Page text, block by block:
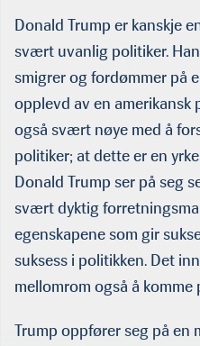
Donald Trump er kanskje
svært uvanlig politiker.
smigrer og fordømmer på
opplevd av en amerikansk
også svært nøye med å
politiker; at dette er en
Donald Trump ser på seg
svært dyktig
egenskapene som gir
suksess i politikken. Det
mellomrom også å komme
Trump oppfører seg på en